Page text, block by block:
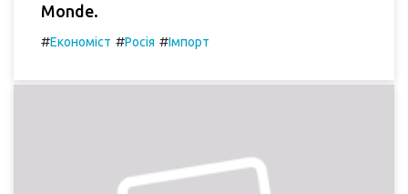
Monde.
#Економіст #Росія #Імпорт